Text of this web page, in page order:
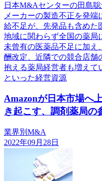
日本M&Aセンターの田島
メーカーの製造不正を発
給不足が、先発品も含めた
地域に関わらず全国の薬局
未曾有の医薬品不足に加え
酬改定、近隣での競合店舗
抱える薬局経営者も増えて
といった経営資源
Amazonが日本市場へ
き起こす、調剤薬局の
業界別M&A
2022年09月28日